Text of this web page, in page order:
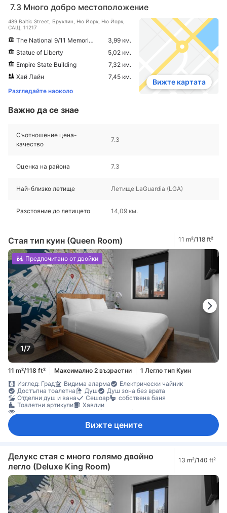
7.3 Много добро местоположение
489 Baltic Street, Бруклин, Ню Йорк, Ню Йорк,
САЩ, 11217
The National 9/11 Memorial & Museum
3,99 км.
Statue of Liberty
5,02 км.
Empire State Building
7,32 км.
Хай Лайн
7,45 км.
Разгледайте наоколо
Вижте картата
Важно да се знае
Съотношение цена-
качество
7.3
Оценка на района 7.3
Най-близко летище Летище LaGuardia (LGA)
Разстояние до летището 14,09 км.
Стая тип куин (Queen Room) 11 m²/118 ft²
1/7
Предпочитано от двойки
11 m²/118 ft² Максимално 2 възрастни
1 Легло тип Куин
Изглед: Град
Видима аларма
Електрически чайник
Достъпна тоалетна
Душ
Душ зона без врата
Отделни душ и вана
Сешоар
собствена баня
Тоалетни артикули
Хавлии
Достъп до интернет (безжичен)
Сателитна/кабелна телевизия
Климатик
Спално бельо
Събуждане Бюро
Под с плочки/мрамор
Прозорец
Детектор за въглероден оксид
Детектор за дим
Достъпно чрез асансьор
Индивидуална климатизация
Непушачи
Функция за защита/сигурност
Вижте цените
Делукс стая с много голямо двойно
легло (Deluxe King Room)
13 m²/140 ft²